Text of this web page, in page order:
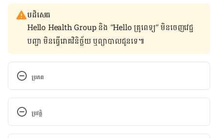
បដិសេធ
Hello Health Group និង “Hello គ្រូពេទ្យ” មិន​ចេញ​វេជ្ជ
បញ្ជា មិន​ធ្វើ​រោគវិនិច្ឆ័យ ឬ​ព្យាបាល​ជូន​ទេ៕
ប្រភព
The association between duration of
breastfeeding and childhood asthma outcomes,
https://www.annallergy.org/article/S1081-
1206(22)00400-8/fulltext
ប្រវត្តិ